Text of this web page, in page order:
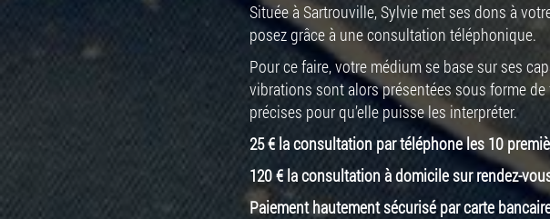
Située à Sartrouville, Sylvie met ses dons à
posez grâce à une consultation téléphonique.
Pour ce faire, votre médium se base sur ses
vibrations sont alors présentées sous forme
précises pour qu’elle puisse les interpréter.
25 € la consultation par téléphone les 10
120 € la consultation à domicile sur rendez-
Paiement hautement sécurisé par carte